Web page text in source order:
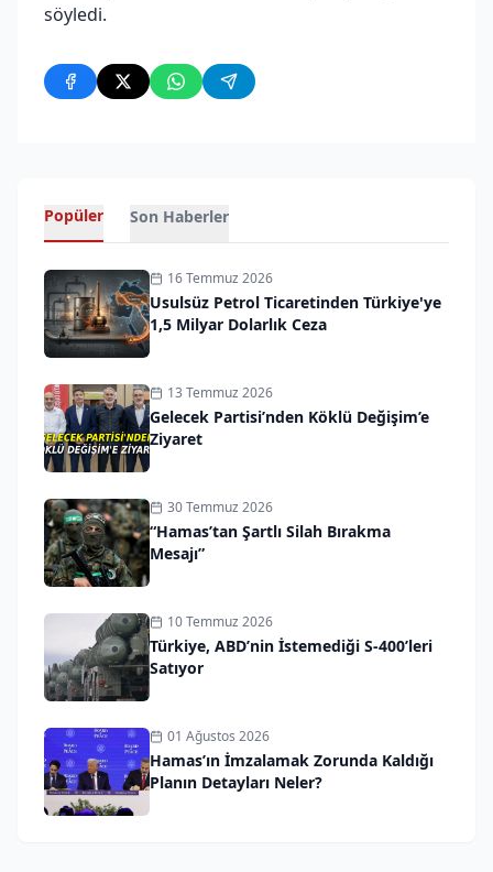
söyledi.
Popüler Son Haberler
16 Temmuz 2026
Usulsüz Petrol Ticaretinden Türkiye'ye
1,5 Milyar Dolarlık Ceza
13 Temmuz 2026
Gelecek Partisi’nden Köklü Değişim’e
Ziyaret
30 Temmuz 2026
“Hamas’tan Şartlı Silah Bırakma
Mesajı”
10 Temmuz 2026
Türkiye, ABD’nin İstemediği S-400’leri
Satıyor
01 Ağustos 2026
Hamas’ın İmzalamak Zorunda Kaldığı
Planın Detayları Neler?